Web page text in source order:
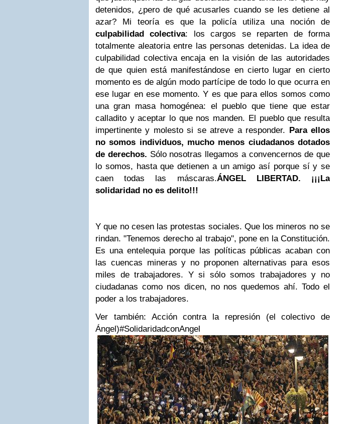
detenidos, ¿pero de qué acusarles cuando se les detiene al
azar? Mi teoría es que la policía utiliza una noción de
culpabilidad colectiva: los cargos se reparten de forma
totalmente aleatoria entre las personas detenidas. La idea de
culpabilidad colectiva encaja en la visión de las autoridades
de que quien está manifestándose en cierto lugar en cierto
momento es de algún modo partícipe de todo lo que ocurra en
ese lugar en ese momento. Y es que para ellos somos como
una gran masa homogénea: el pueblo que tiene que estar
calladito y aceptar lo que nos manden. El pueblo que resulta
impertinente y molesto si se atreve a responder. Para ellos
no somos individuos, mucho menos ciudadanos dotados
de derechos. Sólo nosotras llegamos a convencernos de que
lo somos, hasta que detienen a un amigo así porque sí y se
caen todas las máscaras.ÁNGEL LIBERTAD. ¡¡¡La
solidaridad no es delito!!!
Y que no cesen las protestas sociales. Que los mineros no se
rindan. "Tenemos derecho al trabajo", pone en la Constitución.
Es una entelequia porque las políticas públicas acaban con
las cuencas mineras y no proponen alternativas para esos
miles de trabajadores. Y si sólo somos trabajadores y no
ciudadanas como nos dicen, no nos quedemos ahí. Todo el
poder a los trabajadores.
Ver también: Acción contra la represión (el colectivo de
Ángel)#SolidaridadconAngel